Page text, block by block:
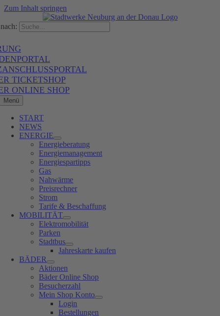
Zum Inhalt springen
TICKETSHOP
ONLINE SHOP
Menü
START
NEWS
ENERGIE
Energieberatung
Energiemanagement
Energiespartipps
Gas
Nahwärme
Preisrechner
Strom
Tarife & Beschaffung
MOBILITÄT
Elektromobilität
Parken
Stadtbus
Jahreskarte kaufen
BÄDER
Aktionen
Bäder Online Shop
Besucherzahl
Mein Shop Konto
Login
Bestellungen